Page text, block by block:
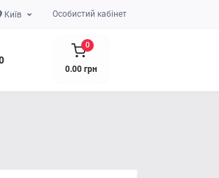
Київ Особистий кабінет
0
0.00 грн